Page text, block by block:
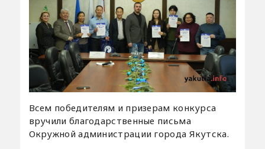
Всем победителям и призерам конкурса
вручили благодарственные письма
Окружной администрации города Якутска.